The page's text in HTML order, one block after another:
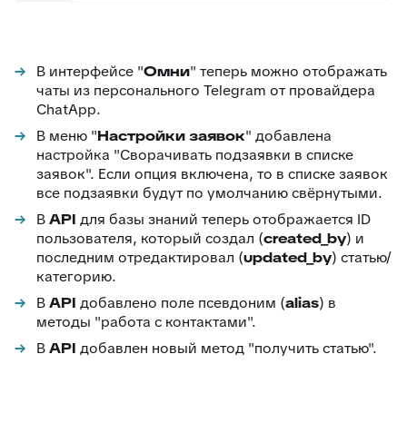
В интерфейсе "Омни" теперь можно отображать
чаты из персонального Telegram от провайдера
ChatApp.
В меню "Настройки заявок" добавлена
настройка "Сворачивать подзаявки в списке
заявок". Если опция включена, то в списке заявок
все подзаявки будут по умолчанию свёрнутыми.
ВAPI для базы знаний теперь отображается ID
пользователя, который создал (created_by) и
последним отредактировал (updated_by) статью/
категорию.
ВAPI добавлено поле псевдоним (alias) в
методы "работа с контактами".
ВAPI добавлен новый метод "получить статью".